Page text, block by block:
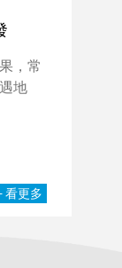
，常
地
看更多